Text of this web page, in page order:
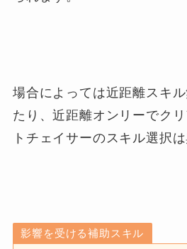
場合によっては近距離スキ
たり、近距離オンリーでク
トチェイサーのスキル選択は
影響を受ける補助スキル